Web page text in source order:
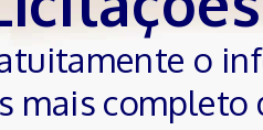
o
mais completo